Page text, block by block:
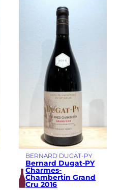
BERNARD DUGAT-PY
Bernard Dugat-PY
Charmes-
Chambertin Grand
Cru 2016